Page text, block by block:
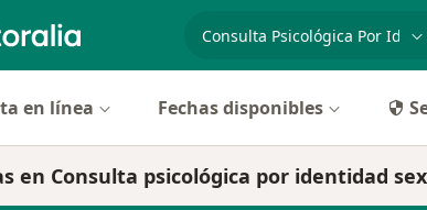
especialidad, enfermedad o
en línea Fechas disponibles
en Consulta psicológica por identidad